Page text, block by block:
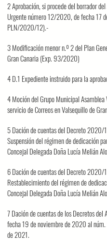
2 Aprobación, si procede del borrador
Urgente número 12/2020, de fecha 17
PLN/2020/12).-
3 Modificación menor n.º 2 del Plan
Gran Canaria (Exp. 93/2020)
4 D.1 Expediente instruido para la
4 Moción del Grupo Municipal
servicio de Correos en Valsequillo de
5 Dación de cuentas del Decreto 2020/
Suspensión del régimen de dedicación
Concejal Delegada Doña Lucía Melián
6 Dación de cuentas del Decreto
Restablecimiento del régimen de
Concejal Delegada Doña Lucía Melián
7 Dación de cuentas de los Decretos
fecha 19 de noviembre de 2020 al
de 2021.